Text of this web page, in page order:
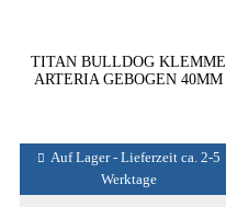
TITAN BULLDOG KLEMME
ARTERIA GEBOGEN 40MM
Auf Lager - Lieferzeit ca. 2-5
Werktage